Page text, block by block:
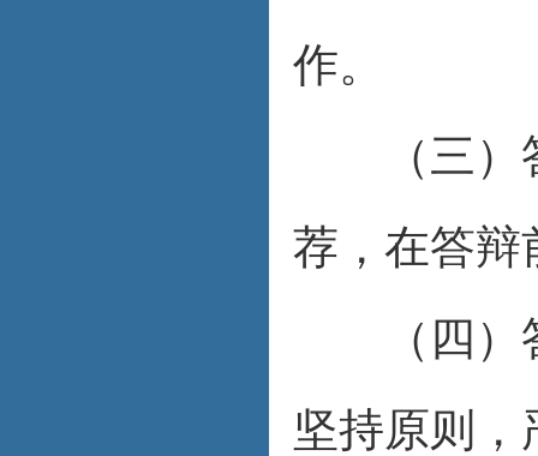
作。
（三）答
荐，在答辩
（四）答
坚持原则